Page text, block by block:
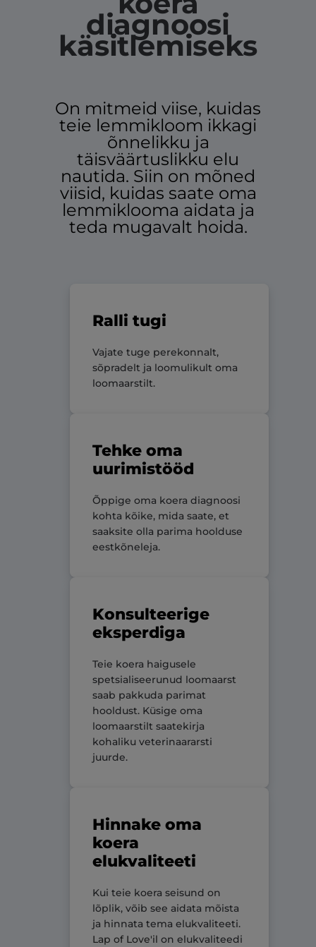
diagnoosi
käsitlemiseks
On mitmeid viise, kuidas
teie lemmikloom ikkagi
õnnelikku ja
täisväärtuslikku elu
nautida. Siin on mõned
viisid, kuidas saate oma
lemmiklooma aidata ja
teda mugavalt hoida.
Ralli tugi
Vajate tuge perekonnalt,
sõpradelt ja loomulikult oma
loomaarstilt.
Tehke oma
uurimistööd
Õppige oma koera diagnoosi
kohta kõike, mida saate, et
saaksite olla parima hoolduse
eestkõneleja.
Konsulteerige
eksperdiga
Teie koera haigusele
spetsialiseerunud loomaarst
saab pakkuda parimat
hooldust. Küsige oma
loomaarstilt saatekirja
kohaliku veterinaararsti
juurde.
Hinnake oma
koera
elukvaliteeti
Kui teie koera seisund on
lõplik, võib see aidata mõista
ja hinnata tema elukvaliteeti.
Lap of Love'il on elukvaliteedi